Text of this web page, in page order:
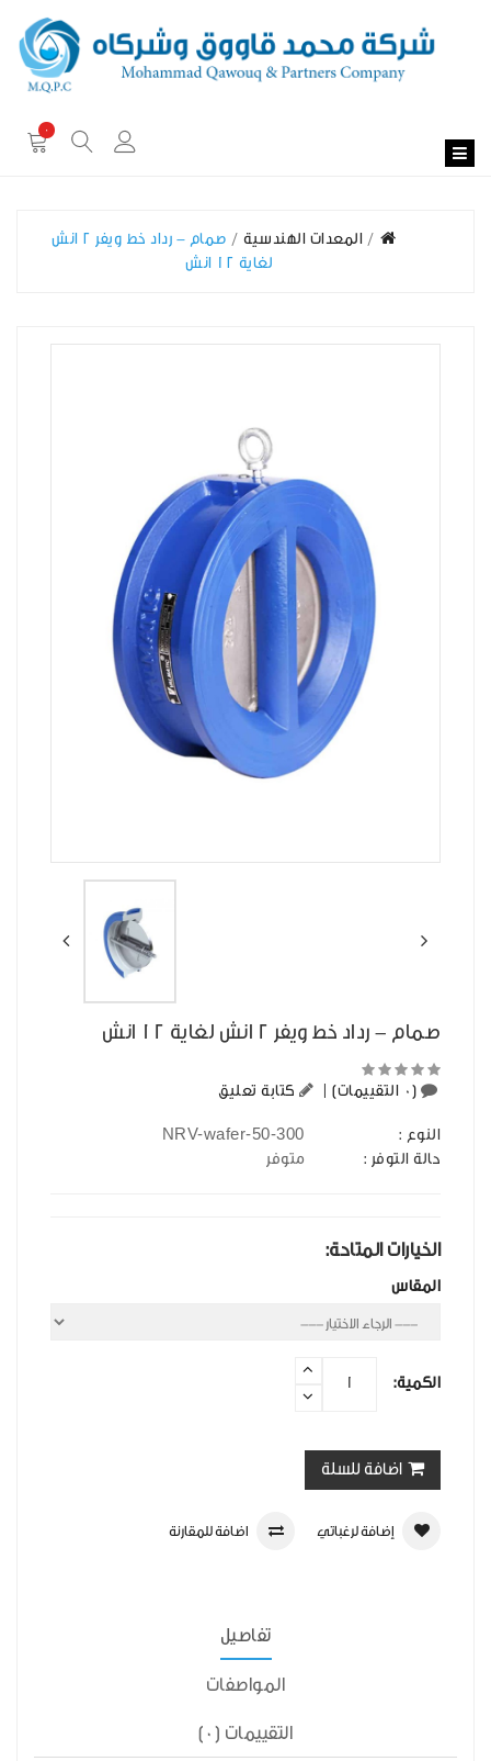
0
المعدات الهندسية
صمام - رداد خط ويفر 2 انش
لغاية 12 انش
صمام - رداد خط ويفر 2 انش لغاية 12 انش
(0 التقييمات) كتابة تعليق
النوع :
حالة التوفر : متوفر
الخيارات المتاحة:
المقاس
الكمية:
اضافة للسلة
إضافة لرغباتي اضافة للمقارنة
تفاصيل
المواصفات
التقييمات (0)